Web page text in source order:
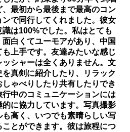
、最初から最後まで最高のコン
ンで同行してくれました。彼女
識は100%でした。私はとても
面白くてユーモアがあり、中国
も上手です。友達みたいな感じ
ッシャーは全くありません。文
を真剣に紹介したり、リラック
しゃべりしたり共有したりでき
行中のコミュニケーションには
的に協力しています。写真撮影
も高く、いつでも素晴らしい写
ことができます。彼は旅程につ